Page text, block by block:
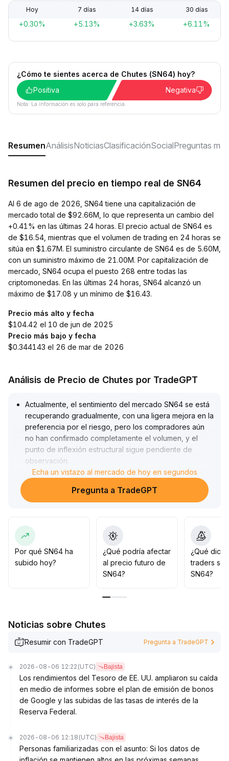
Hoy 7 días 14 días 30 días
+0.30% +5.13% +3.63% +6.11%
¿Cómo te sientes acerca de Chutes (SN64) hoy?
Positiva
Negativa
Nota: La información es solo para referencia.
ResumenAnálisisNoticiasClasificaciónSocialPreguntas
Resumen del precio en tiempo real de SN64
Al 6 de ago de 2026, SN64 tiene una capitalización de
mercado total de $92.66M, lo que representa un cambio del
+0.41% en las últimas 24 horas. El precio actual de SN64 es
de $16.54, mientras que el volumen de trading en 24 horas se
sitúa en $1.67M. El suministro circulante de SN64 es de 5.60M,
con un suministro máximo de 21.00M. Por capitalización de
mercado, SN64 ocupa el puesto 268 entre todas las
criptomonedas. En las últimas 24 horas, SN64 alcanzó un
máximo de $17.08 y un mínimo de $16.43.
Precio más alto y fecha
$104.42 el 10 de jun de 2025
Precio más bajo y fecha
$0.344143 el 26 de mar de 2026
Análisis de Precio de Chutes por TradeGPT
Actualmente, el sentimiento del mercado SN64 se está
recuperando gradualmente, con una ligera mejora en la
preferencia por el riesgo, pero los compradores aún
no han confirmado completamente el volumen, y el
punto de inflexión estructural sigue pendiente de
observación
En cuanto a la operativa, se recomienda a los
inversores realizar compras escalonadas en la zona
central tras una corrección (consultando medias
establecer stop-loss por debajo de los soportes clave
Posteriormente, se debe prestar especial atención al
volumen de negociación y a las señales de ruptura
alcista; solo si el volumen acompaña eficientemente,
podrá confirmarse el dominio de los compradores, de
volatilidad y el riesgo de correcciones
Echa un vistazo al mercado de hoy en segundos
Pregunta a TradeGPT
Por qué SN64 ha
subido hoy?
¿Qué podría afectar
al precio futuro de
SN64?
¿Qué
traders
SN64?
Noticias sobre Chutes
Resumir con TradeGPT Pregunta a TradeGPT
2026-08-06 12:22 (UTC) Bajista
Los rendimientos del Tesoro de EE. UU. ampliaron su caída
en medio de informes sobre el plan de emisión de bonos
de Google y las subidas de las tasas de interés de la
Reserva Federal.
2026-08-06 12:18 (UTC) Bajista
Personas familiarizadas con el asunto: Si los datos de